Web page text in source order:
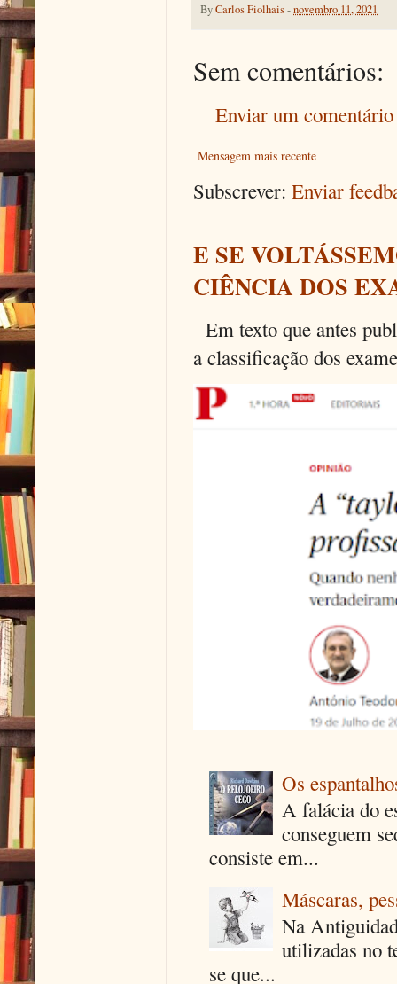
ByCarlos Fiolhais-novembro 11, 2021
Sem comentários:
Enviar um comentário
Mensagem mais recente
Subscrever: Enviar
E SE
CIÊNCIA DOS
Em texto que antes
a classificação dos
Os
A falácia do
conseguem
consiste em...
Máscaras,
Na
utilizadas no
se que...